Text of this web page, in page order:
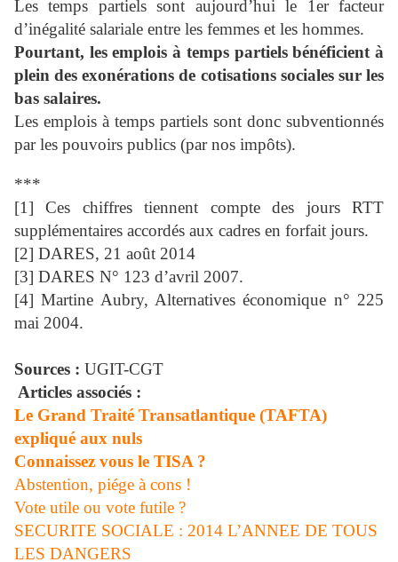
Les temps partiels sont aujourd’hui le 1er facteur
d’inégalité salariale entre les femmes et les hommes.
Pourtant, les emplois à temps partiels bénéficient à
plein des exonérations de cotisations sociales sur les
bas salaires.
Les emplois à temps partiels sont donc subventionnés
par les pouvoirs publics (par nos impôts).
***
[1] Ces chiffres tiennent compte des jours RTT
supplémentaires accordés aux cadres en forfait jours.
[2] DARES, 21 août 2014
[3] DARES N° 123 d’avril 2007.
[4] Martine Aubry, Alternatives économique n° 225
mai 2004.
Sources : UGIT-CGT
Articles associés :
Le Grand Traité Transatlantique (TAFTA)
expliqué aux nuls
Connaissez vous le TISA ?
Abstention, piége à cons !
Vote utile ou vote futile ?
SECURITE SOCIALE : 2014 L’ANNEE DE TOUS
LES DANGERS